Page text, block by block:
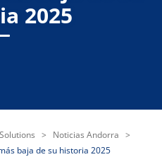
> Noticias Andorra >
baja de su historia 2025
2025